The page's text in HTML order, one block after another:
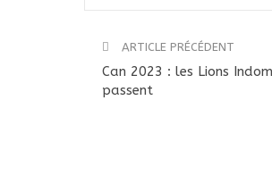
ARTICLE PRÉCÉDENT
Can 2023 : les Lions
passent